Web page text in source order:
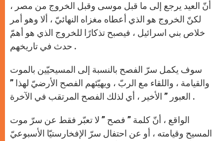
أنّ العيد يرجع إلى ما قبل موسى وقبل الخروج من مصر ،
لكنّ الخروج هو الذي أعطاه مغزاه النهائيّ ، ألا وهو أمر
خلاص بني اسرائيل ، فيصبح تذكارًا للخروج الذي هو أهمّ
حدث في تاريخهم .
سوف يكمل سرّ الفصح بالنسبة إلى المسيحيّين بالموت
والقيامة ، واللقاء مع الربّ ، ويهيّئهم الفصح الأرضيّ لهذا ”
العبور ” الأخير ، أي لذلك الفصح المرتقب في الآخرة .
الواقع ، أنّ كلمة ” فصح ” لا تعبّر فقط عن سرّ موت
المسيح وقيامته ، أو عن احتفال سرّ الإفخارستيّا الأسبوعيّ